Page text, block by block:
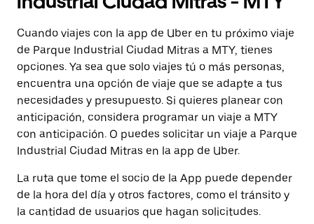
Cuando viajes con la app de Uber en tu próximo viaje
de Parque Industrial Ciudad Mitras a MTY, tienes
opciones. Ya sea que solo viajes tú o más personas,
encuentra una opción de viaje que se adapte a tus
necesidades y presupuesto. Si quieres planear con
anticipación, considera programar un viaje a MTY
con anticipación. O puedes solicitar un viaje a Parque
Industrial Ciudad Mitras en la app de Uber.
La ruta que tome el socio de la App puede depender
de la hora del día y otros factores, como el tránsito y
la cantidad de usuarios que hagan solicitudes.